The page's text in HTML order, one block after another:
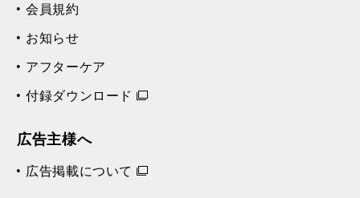
会員規約
お知らせ
アフターケア
付録ダウンロード
広告主様へ
広告掲載について